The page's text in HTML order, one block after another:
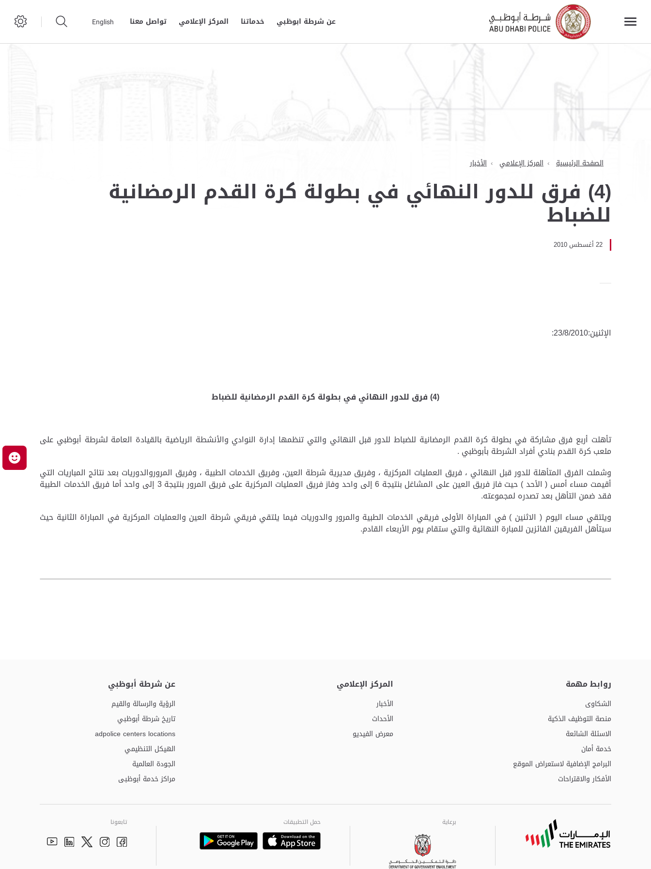
عن شرطة ابوظبي خدماتنا المركز الإعلامي تواصل معنا English
الصفحة الرئيسية المركز الإعلامي الأخبار
(4) فرق للدور النهائي في بطولة كرة القدم الرمضانية
للضباط
22 أغسطس 2010
الإثنين:23/8/2010:
(4) فرق للدور النهائي في بطولة كرة القدم الرمضانية للضباط
تأهلت أربع فرق مشاركة في بطولة كرة القدم الرمضانية للضباط للدور قبل النهائي والتي تنظمها إدارة النوادي والأنشطة الرياضية بالقيادة العامة لشرطة أبوظبي على
ملعب كرة القدم بنادي أفراد الشرطة بأبوظبي .
وشملت الفرق المتأهلة للدور قبل النهائي ، فريق العمليات المركزية ، وفريق مديرية شرطة العين، وفريق الخدمات الطبية ، وفريق المروروالدوريات بعد نتائج المباريات التي
أقيمت مساء أمس ( الأحد ) حيت فاز فريق العين على المشاغل بنتيجة 6 إلى واحد وفاز فريق العمليات المركزية على فريق المرور بنتيجة 3 إلى واحد أما فريق الخدمات الطبية
فقد ضمن التأهل بعد تصدره لمجموعته.
ويلتقي مساء اليوم ( الاثنين ) في المباراة الأولى فريقي الخدمات الطبية والمرور والدوريات فيما يلتقي فريقي شرطة العين والعمليات المركزية في المباراة الثانية حيث
سيتأهل الفريقين الفائزين للمبارة النهائية والتي ستقام يوم الأربعاء القادم.
روابط مهمة
الشكاوى
منصة التوظيف الذكية
الاسئلة الشائعة
خدمة أمان
البرامج الإضافية لاستعراض الموقع
الأفكار والاقتراحات
المركز الإعلامي
الأخبار
الأحداث
معرض الفيديو
عن شرطة أبوظبي
الرؤية والرسالة والقيم
تاريخ شرطة أبوظبي
adpolice centers locations
الهيكل التنظيمي
الجودة العالمية
مراكز خدمة أبوظبى
تابعونا
Facebook
Instagram
Twitter
Linkedin
Youtube
حمل التطبيقات
Google
Playstore
برعاية
برعاية